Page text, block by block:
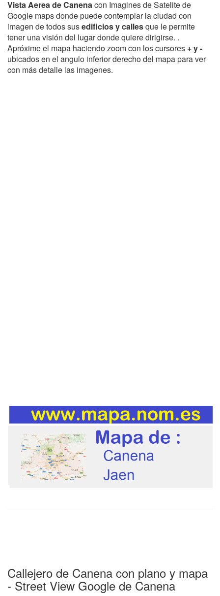
Vista Aerea de Canenacon Imagines de Satelite de
Google maps donde puede contemplar la ciudad con
imagen de todos susedificios y callesque le permite
tener una visión del lugar donde quiere dirigirse. .
Apróxime el mapa haciendo zoom con los cursores + y -
ubicados en el angulo inferior derecho del mapa para ver
con más detalle las imagenes.
Callejero de Canena con plano y mapa
- Street View Google de Canena